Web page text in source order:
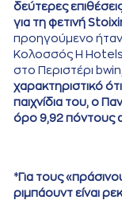
δεύτερες
για τη φετινή
προηγούμενο ήταν
Κολοσσός H
στο Περιστέρι
χαρακτηριστικό
παιχνίδια του, ο
όρο 9,92 πόντους
*Για τους
ριμπάουντ είναι